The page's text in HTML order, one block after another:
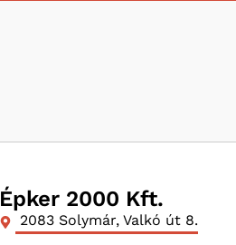
Épker 2000 Kft.
2083 Solymár, Valkó út 8.